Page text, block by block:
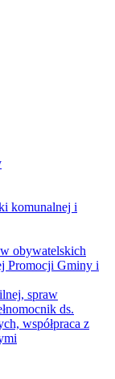
komunalnej i
obywatelskich
Promocji Gminy i
spraw
ds.
współpraca z